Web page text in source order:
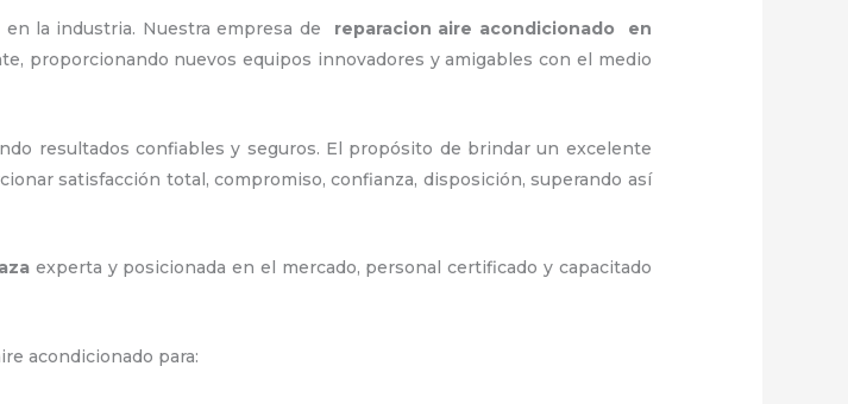
la industria. Nuestra empresa de reparacion aire acondicionado en
proporcionando nuevos equipos innovadores y amigables con el medio
resultados confiables y seguros. El propósito de brindar un excelente
satisfacción total, compromiso, confianza, disposición, superando así
experta y posicionada en el mercado, personal certificado y capacitado
acondicionado para: